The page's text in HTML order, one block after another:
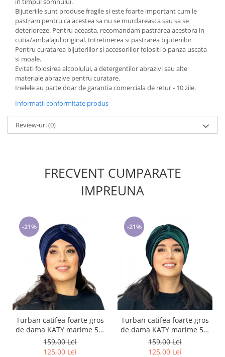
Bijuteriile sunt produse fragile si este foarte important cum le
pastram pentru ca acestea sa nu se murdareasca sau sa se
deterioreze. Pentru aceasta, recomandam pastrarea acestora in
cutia/ambalajul original. Intretinerea si pastrarea bijuteriilor
Pentru curatarea bijuteriilor si accesoriilor folositi o panza uscata
si moale.
Evitati folosirea alcoolului, a detergentilor abrazivi sau alte
materiale abrazive pentru curatare.
Inelele au parte doar de garantia comerciala de retur - 10 zile.
Informatii conformitate produs
Review-uri(0)
FRECVENT CUMPARATE
IMPREUNA
-21%
Turban catifea foarte gros
de dama KATY marime 58-
60, captuseala polar,
culoare bleomarin
159,00 Lei
125,00 Lei
-21%
Turban catifea foarte gros
de dama KATY marime 58-
60, captuseala polar,
culoare verde emerald
159,00 Lei
125,00 Lei